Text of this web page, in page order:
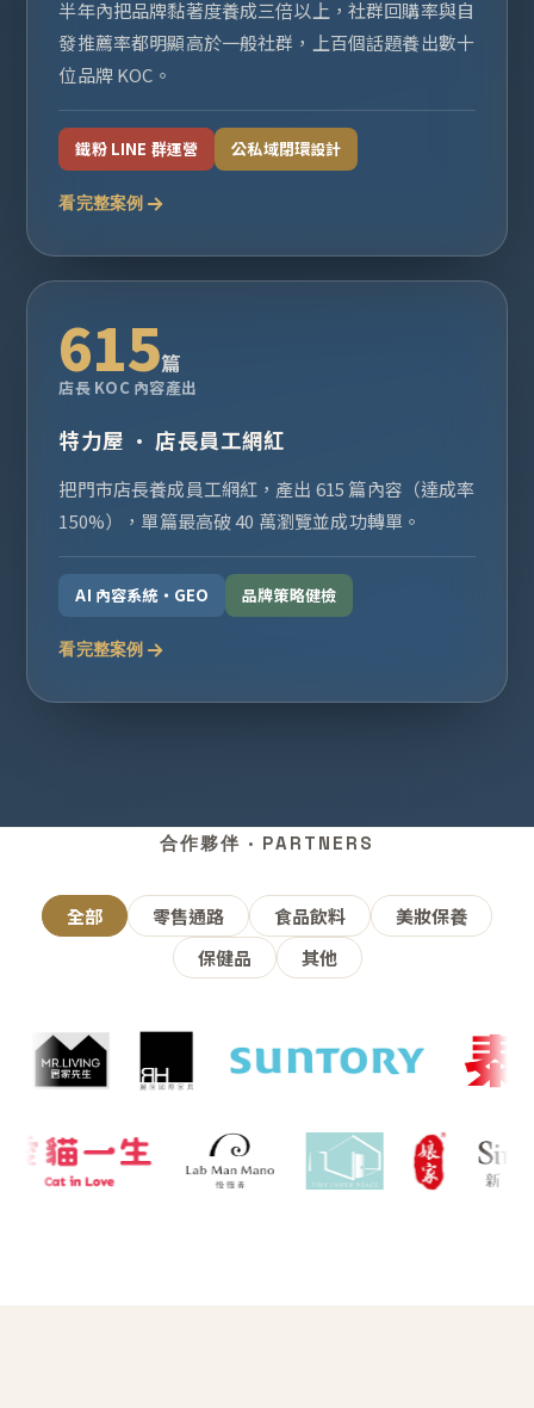
半年內把品牌黏著度養成三倍以上，社群回購率與自
發推薦率都明顯高於一般社群，上百個話題養出數十
位品牌 KOC。
鐵粉 LINE 群運營 公私域閉環設計
看完整案例
615篇
店長 KOC 內容產出
特力屋 · 店長員工網紅
把門市店長養成員工網紅，產出 615 篇內容（達成率
150%），單篇最高破 40 萬瀏覽並成功轉單。
AI 內容系統・GEO 品牌策略健檢
看完整案例
合作夥伴 · PARTNERS
全部 零售通路 食品飲料
美妝保養
保健品
其他